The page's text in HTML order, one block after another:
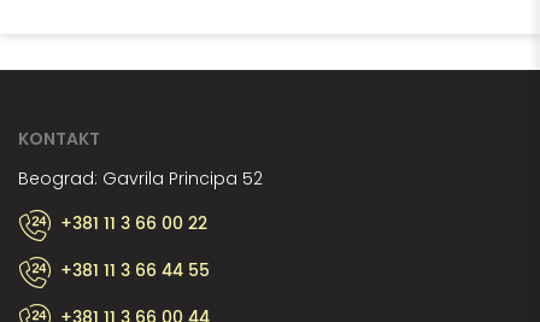
KONTAKT
Beograd: Gavrila Principa 52
+381 11 3 66 00 22
+381 11 3 66 44 55